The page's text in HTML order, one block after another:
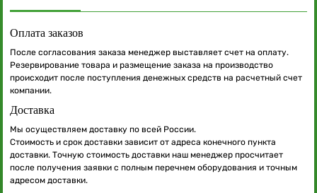
Оплата заказов
После согласования заказа менеджер выставляет счет на оплату.
Резервирование товара и размещение заказа на производство
происходит после поступления денежных средств на расчетный счет
компании.
Доставка
Мы осуществляем доставку по всей России.
Стоимость и срок доставки зависит от адреса конечного пункта
доставки. Точную стоимость доставки наш менеджер просчитает
после получения заявки с полным перечнем оборудования и точным
адресом доставки.